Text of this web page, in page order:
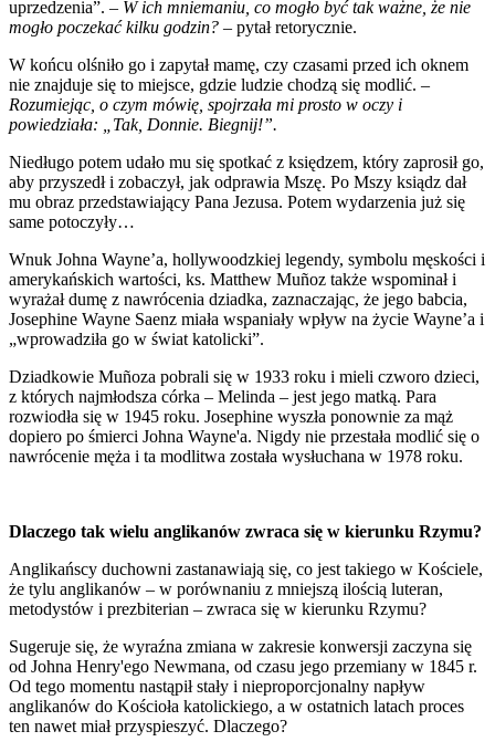
uprzedzenia”. – W ich mniemaniu, co mogło być tak ważne, że nie
mogło poczekać kilku godzin? – pytał retorycznie.
W końcu olśniło go i zapytał mamę, czy czasami przed ich oknem
nie znajduje się to miejsce, gdzie ludzie chodzą się modlić. –
Rozumiejąc, o czym mówię, spojrzała mi prosto w oczy i
powiedziała: „Tak, Donnie. Biegnij!”.
Niedługo potem udało mu się spotkać z księdzem, który zaprosił go,
aby przyszedł i zobaczył, jak odprawia Mszę. Po Mszy ksiądz dał
mu obraz przedstawiający Pana Jezusa. Potem wydarzenia już się
same potoczyły…
Wnuk Johna Wayne’a, hollywoodzkiej legendy, symbolu męskości i
amerykańskich wartości, ks. Matthew Muñoz także wspominał i
wyrażał dumę z nawrócenia dziadka, zaznaczając, że jego babcia,
Josephine Wayne Saenz miała wspaniały wpływ na życie Wayne’a i
„wprowadziła go w świat katolicki”.
Dziadkowie Muñoza pobrali się w 1933 roku i mieli czworo dzieci,
z których najmłodsza córka – Melinda – jest jego matką. Para
rozwiodła się w 1945 roku. Josephine wyszła ponownie za mąż
dopiero po śmierci Johna Wayne'a. Nigdy nie przestała modlić się o
nawrócenie męża i ta modlitwa została wysłuchana w 1978 roku.
Dlaczego tak wielu anglikanów zwraca się w kierunku Rzymu?
Anglikańscy duchowni zastanawiają się, co jest takiego w Kościele,
że tylu anglikanów – w porównaniu z mniejszą ilością luteran,
metodystów i prezbiterian – zwraca się w kierunku Rzymu?
Sugeruje się, że wyraźna zmiana w zakresie konwersji zaczyna się
od Johna Henry'ego Newmana, od czasu jego przemiany w 1845 r.
Od tego momentu nastąpił stały i nieproporcjonalny napływ
anglikanów do Kościoła katolickiego, a w ostatnich latach proces
ten nawet miał przyspieszyć. Dlaczego?